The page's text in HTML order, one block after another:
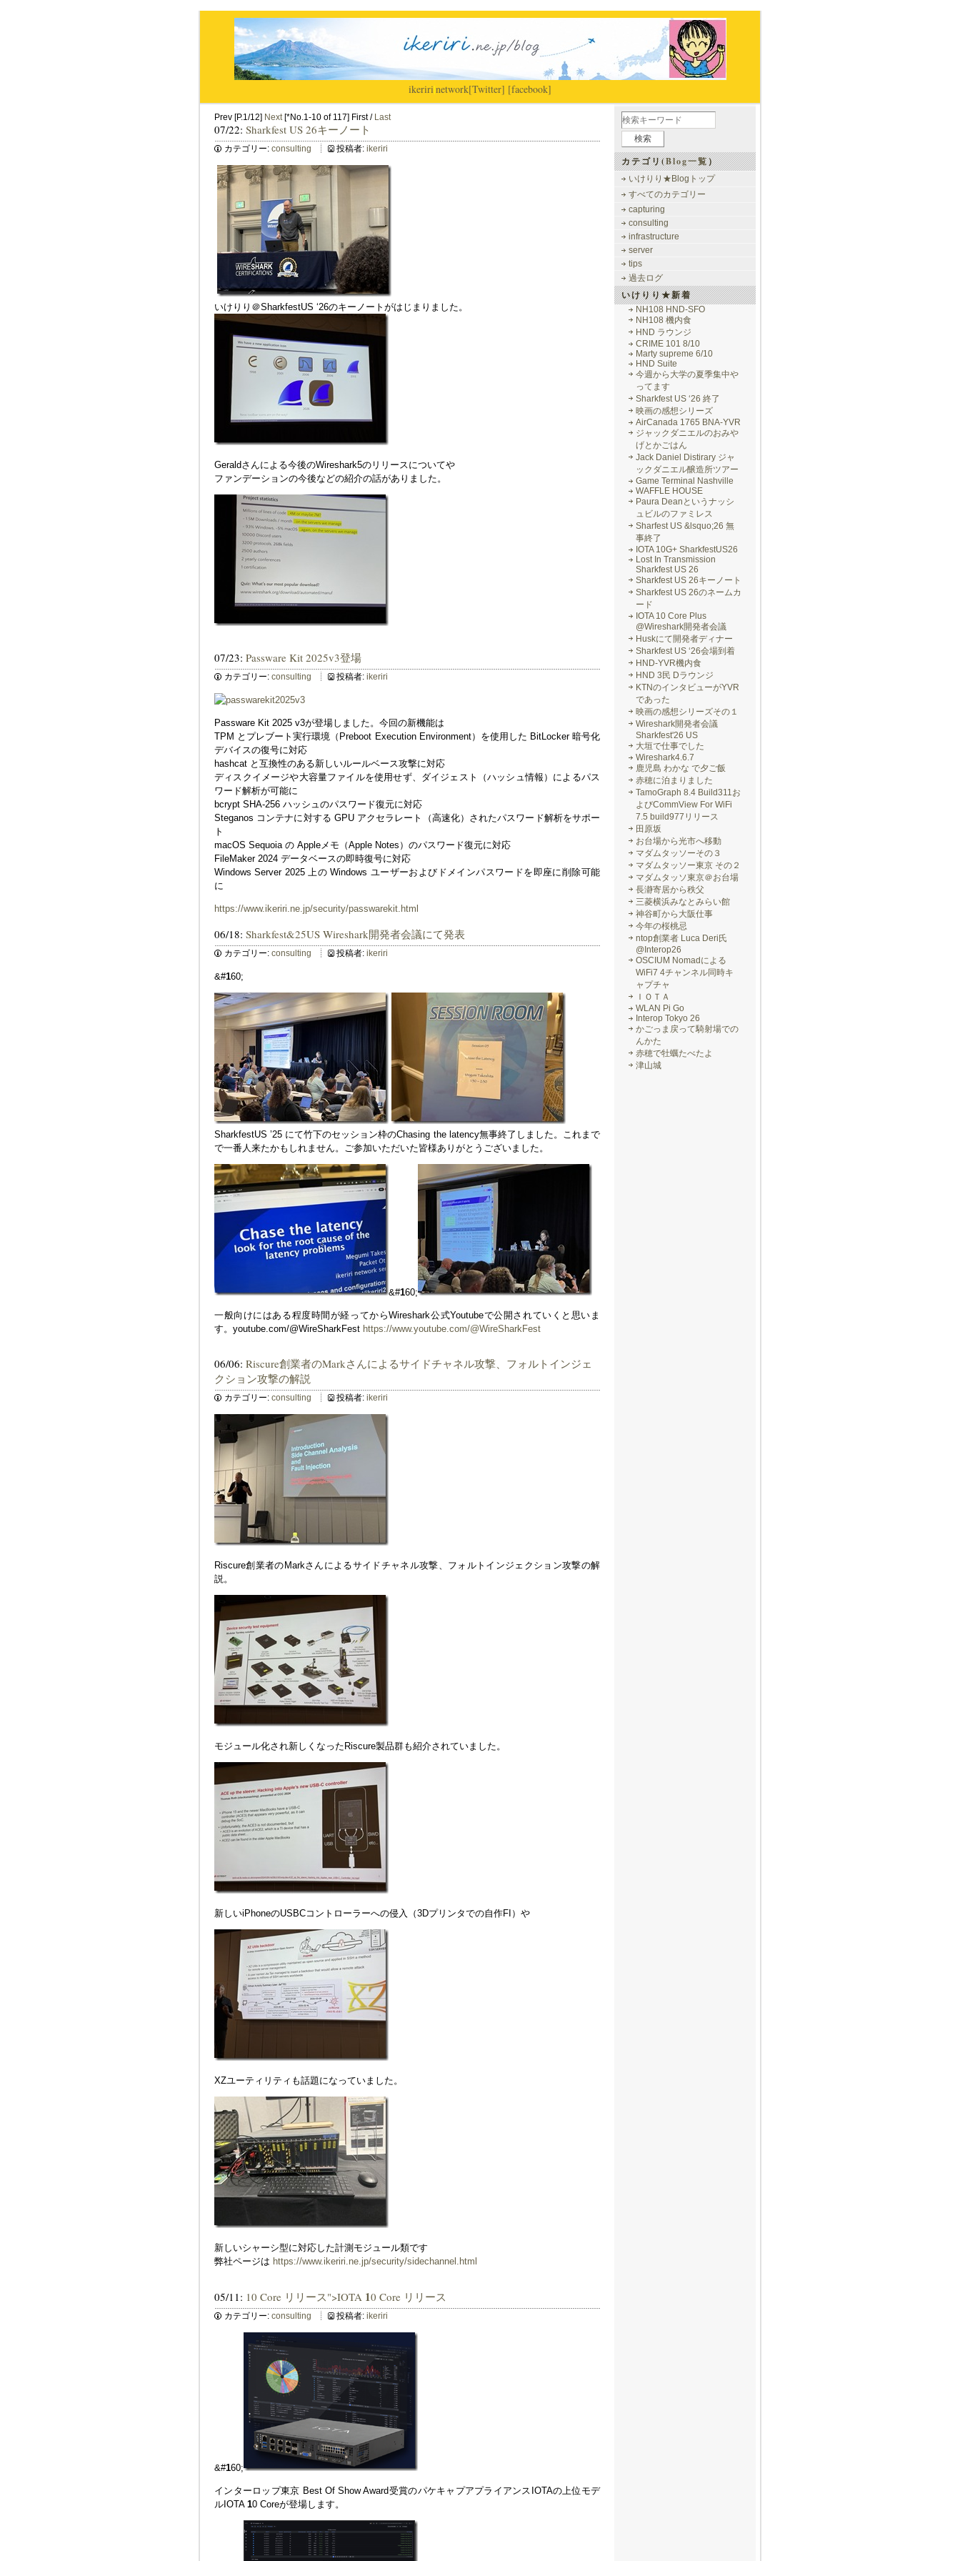
ikeriri|network[Twitter] [facebook]
Prev [P.1/12] Next[*No.1-10 of 117] First / Last
07/22: Sharkfest US 26キーノート
カテゴリー: consulting 投稿者: ikeriri
いけりり＠SharkfestUS ‘26のキーノートがはじまりました。
Geraldさんによる今後のWireshark5のリリースについてや
ファンデーションの今後などの紹介の話がありました。
07/23: Passware Kit 2025v3登場
カテゴリー: consulting 投稿者: ikeriri
Passware Kit 2025 v3が登場しました。今回の新機能は
TPM とプレブート実行環境（Preboot Execution Environment）を使用した BitLocker 暗号化
デバイスの復号に対応
hashcat と互換性のある新しいルールベース攻撃に対応
ディスクイメージや大容量ファイルを使用せず、ダイジェスト（ハッシュ情報）によるパス
ワード解析が可能に
bcrypt SHA-256 ハッシュのパスワード復元に対応
Steganos コンテナに対する GPU アクセラレート（高速化）されたパスワード解析をサポー
ト
macOS Sequoia の Appleメモ（Apple Notes）のパスワード復元に対応
FileMaker 2024 データベースの即時復号に対応
Windows Server 2025 上の Windows ユーザーおよびドメインパスワードを即座に削除可能
に
https://www.ikeriri.ne.jp/security/passwarekit.html
06/18: Sharkfest&25US Wireshark開発者会議にて発表
カテゴリー: consulting 投稿者: ikeriri
&#160;
SharkfestUS ’25 にて竹下のセッション枠のChasing the latency無事終了しました。これまで
で一番人来たかもしれません。ご参加いただいた皆様ありがとうございました。
&#160;
一般向けにはある程度時間が経ってからWireshark公式Youtubeで公開されていくと思いま
す。youtube.com/@WireSharkFest https://www.youtube.com/@WireSharkFest
06/06: Riscure創業者のMarkさんによるサイドチャネル攻撃、フォルトインジェ
クション攻撃の解説
カテゴリー: consulting 投稿者: ikeriri
Riscure創業者のMarkさんによるサイドチャネル攻撃、フォルトインジェクション攻撃の解
説。
モジュール化され新しくなったRiscure製品群も紹介されていました。
新しいiPhoneのUSBCコントローラーへの侵入（3Dプリンタでの自作FI）や
XZユーティリティも話題になっていました。
新しいシャーシ型に対応した計測モジュール類です
弊社ページは https://www.ikeriri.ne.jp/security/sidechannel.html
05/11: 10 Core リリース">IOTA 10 Core リリース
カテゴリー: consulting 投稿者: ikeriri
&#160;
インターロップ東京 Best Of Show Award受賞のパケキャプアプライアンスIOTAの上位モデ
ルIOTA 10 Coreが登場します。
カテゴリ(Blog一覧）
いけりり★Blogトップ
すべてのカテゴリー
capturing
consulting
infrastructure
server
tips
過去ログ
いけりり★新着
NH108 HND-SFO
NH108 機内食
HND ラウンジ
CRIME 101 8/10
Marty supreme 6/10
HND Suite
今週から大学の夏季集中や
ってます
Sharkfest US ‘26 終了
映画の感想シリーズ
AirCanada 1765 BNA-YVR
ジャックダニエルのおみや
げとかごはん
Jack Daniel Distirary ジャ
ックダニエル醸造所ツアー
Game Terminal Nashville
WAFFLE HOUSE
Paura Deanというナッシ
ュビルのファミレス
Sharfest US &lsquo;26 無
事終了
IOTA 10G+ SharkfestUS26
Lost In Transmission
Sharkfest US 26
Sharkfest US 26キーノート
Sharkfest US 26のネームカ
ード
IOTA 10 Core Plus
@Wireshark開発者会議
Huskにて開発者ディナー
Sharkfest US ‘26会場到着
HND-YVR機内食
HND 3民 Dラウンジ
KTNのインタビューがYVR
であった
映画の感想シリーズその１
Wireshark開発者会議
Sharkfest'26 US
大垣で仕事でした
Wireshark4.6.7
鹿児島 わかな で夕ご飯
赤穂に泊まりました
TamoGraph 8.4 Build311お
よびCommView For WiFi
7.5 build977リリース
田原坂
お台場から光市へ移動
マダムタッソーその３
マダムタッソー東京 その２
マダムタッソ東京＠お台場
長瀞寄居から秩父
三菱横浜みなとみらい館
神谷町から大阪仕事
今年の桜桃忌
ntop創業者 Luca Deri氏
@Interop26
OSCIUM Nomadによる
WiFi7 4チャンネル同時キ
ャプチャ
ＩＯＴＡ
WLAN Pi Go
Interop Tokyo 26
かごっま戻って騎射場での
んかた
赤穂で牡蠣たべたよ
津山城